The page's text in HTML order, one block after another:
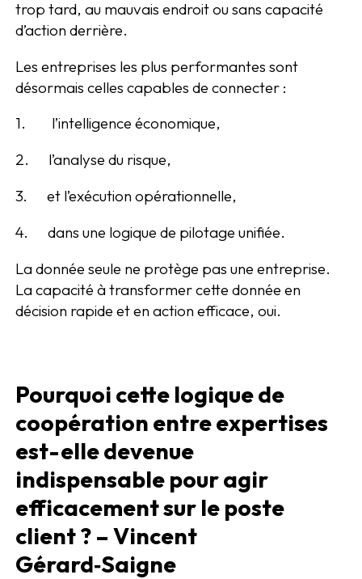
trop tard, au mauvais endroit ou sans capacité
d’action derrière.
Les entreprises les plus performantes sont
désormais celles capables de connecter :
1. l’intelligence économique,
2. l’analyse du risque,
3. et l’exécution opérationnelle,
4. dans une logique de pilotage unifiée.
La donnée seule ne protège pas une entreprise.
La capacité à transformer cette donnée en
décision rapide et en action efficace, oui.
Pourquoi cette logique de
coopération entre expertises
est-elle devenue
indispensable pour agir
efficacement sur le poste
client ? – Vincent
Gérard‑Saigne